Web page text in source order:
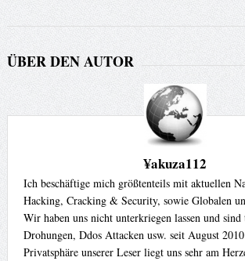
ÜBER DEN AUTOR
¥akuza112
Ich beschäftige mich größtenteils mit aktuellen
Hacking, Cracking & Security, sowie Globalen
Wir haben uns nicht unterkriegen lassen und
Drohungen, Ddos Attacken usw. seit August
Privatsphäre unserer Leser liegt uns sehr am